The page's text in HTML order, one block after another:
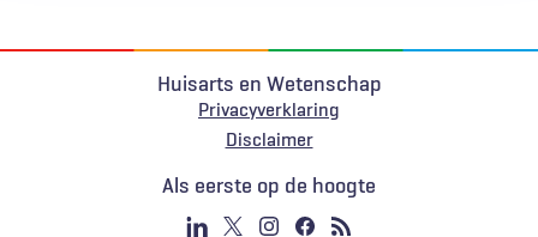
Huisarts en Wetenschap
Privacyverklaring
Voet
Disclaimer
Als eerste op de hoogte